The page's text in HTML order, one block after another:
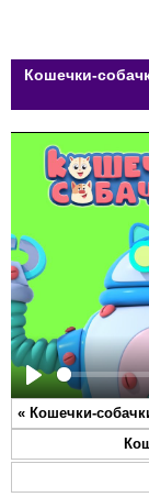
Кошечки-
Play
« Кошечки-